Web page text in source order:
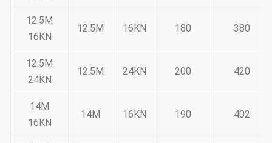
12.5M
16KN
12.5M 16KN 180 380
12.5M
24KN
12.5M 24KN 200 420
14M
16KN
14M 16KN 190 402